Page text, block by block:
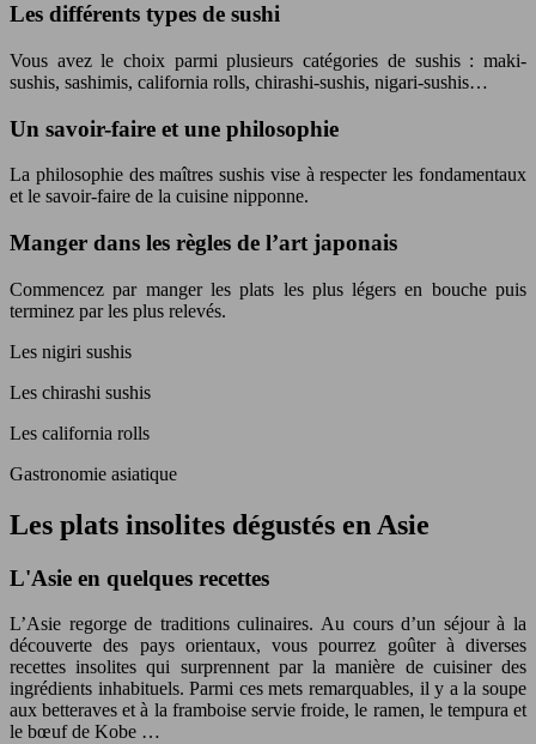
Les différents types de sushi
Vous avez le choix parmi plusieurs catégories de sushis : maki-
sushis, sashimis, california rolls, chirashi-sushis, nigari-sushis…
Un savoir-faire et une philosophie
La philosophie des maîtres sushis vise à respecter les fondamentaux
et le savoir-faire de la cuisine nipponne.
Manger dans les règles de l’art japonais
Commencez par manger les plats les plus légers en bouche puis
terminez par les plus relevés.
Les nigiri sushis
Les chirashi sushis
Les california rolls
Gastronomie asiatique
Les plats insolites dégustés en Asie
L'Asie en quelques recettes
L’Asie regorge de traditions culinaires. Au cours d’un séjour à la
découverte des pays orientaux, vous pourrez goûter à diverses
recettes insolites qui surprennent par la manière de cuisiner des
ingrédients inhabituels. Parmi ces mets remarquables, il y a la soupe
aux betteraves et à la framboise servie froide, le ramen, le tempura et
le bœuf de Kobe …